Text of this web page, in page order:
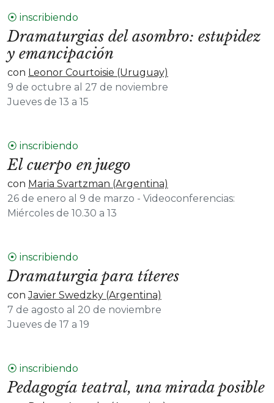
⦿ inscribiendo
Dramaturgias del asombro: estupidez
y emancipación
con Leonor Courtoisie (Uruguay)
9 de octubre al 27 de noviembre
Jueves de 13 a 15
⦿ inscribiendo
El cuerpo en juego
con Maria Svartzman (Argentina)
26 de enero al 9 de marzo - Videoconferencias:
Miércoles de 10.30 a 13
⦿ inscribiendo
Dramaturgia para títeres
conJavier Swedzky (Argentina)
7 de agosto al 20 de noviembre
Jueves de 17 a 19
⦿ inscribiendo
Pedagogía teatral, una mirada posible